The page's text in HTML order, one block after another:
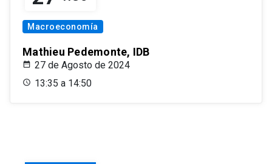
Macroeconomía
Mathieu Pedemonte, IDB
27 de Agosto de 2024
13:35 a 14:50